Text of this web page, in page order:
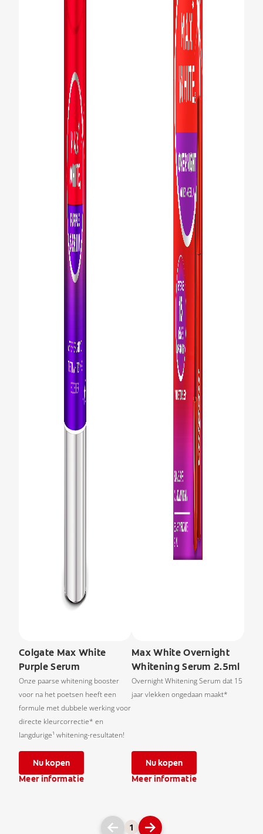
Colgate Max White
Purple Serum
Onze paarse whitening booster
voor na het poetsen heeft een
formule met dubbele werking voor
directe kleurcorrectie* en
langdurige¹ whitening-resultaten!
Nu kopen
Meer informatie
Max White Overnight
Whitening Serum 2.5ml
Overnight Whitening Serum dat 15
jaar vlekken ongedaan maakt*
Nu kopen
Meer informatie
1